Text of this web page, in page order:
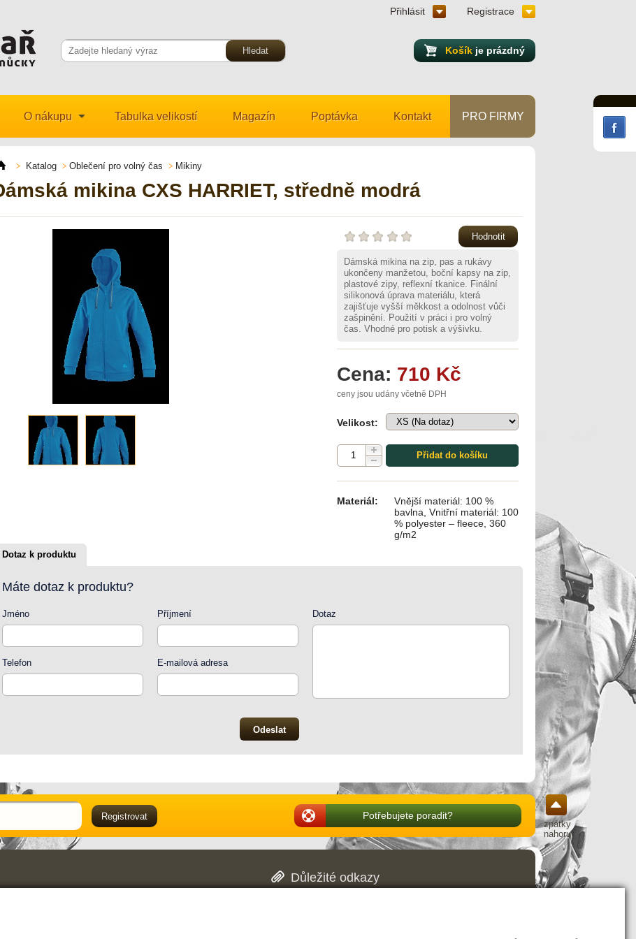
Košík je prázdný
Přihlásit Registrace
O nákupu Tabulka velikostí Magazín Poptávka Kontakt PRO FIRMY
Katalog Oblečení pro volný čas Mikiny
mikina CXS HARRIET, středně modrá
Hodnotit
Dámská mikina na zip, pas a rukávy
ukončeny manžetou, boční kapsy na zip,
plastové zipy, reflexní tkanice. Finální
silikonová úprava materiálu, která
zajišťuje vyšší měkkost a odolnost vůči
zašpinění. Použití v práci i pro volný
čas. Vhodné pro potisk a výšivku.
Cena: 710 Kč
ceny jsou udány včetně DPH
Velikost:
Přidat do košíku
Materiál:
Vnější materiál: 100 %
bavlna, Vnitřní materiál: 100
% polyester – fleece, 360
g/m2
Dotaz k produktu
Máte dotaz k produktu?
Jméno
Telefon
Příjmení
E-mailová adresa
Dotaz
Potřebujete poradit?
oblasti pracovně ochranných pomůcek. Mimo
našich dvou prodejnách v Hradci Králové. V
Důležité odkazy
zpátky
nahoru